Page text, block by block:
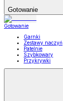
Gotowanie
Gotowanie
Garnki
Zestawy naczyń
Patelnie
Szybkowary
Przykrywki